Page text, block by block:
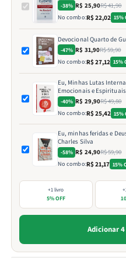
-38% R$ 25,90R$ 41,90
No combo:R$ 22,02 15%
Devocional Quarto de
-47% R$ 31,90R$ 59,90
No combo:R$ 27,12 15%
Eu, Minhas Lutas
Emocionais e
-40% R$ 29,90R$ 49,80
No combo:R$ 25,42 15%
Eu, minhas feridas e
Charles Silva
-58% R$ 24,90R$ 59,90
No combo:R$ 21,17 15%
+1 livro
5% OFF
Adicionar